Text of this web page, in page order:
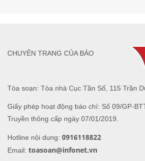
Tòa soạn: Tòa nhà Cục Tần Số, 115 Trần
Giấy phép hoạt động báo chí: Số 09/GP-
Truyền thông cấp ngày 07/01/2019.
Hotline nội dung: 0916118822
Email: toasoan@infonet.vn
CHUYÊN TRANG CỦA BÁO